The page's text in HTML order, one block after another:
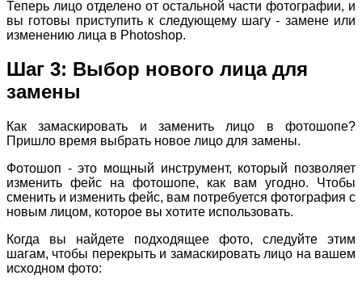
Теперь лицо отделено от остальной части фотографии, и
вы готовы приступить к следующему шагу - замене или
изменению лица в Photoshop.
Шаг 3: Выбор нового лица для
замены
Как замаскировать и заменить лицо в фотошопе?
Пришло время выбрать новое лицо для замены.
Фотошоп - это мощный инструмент, который позволяет
изменить фейс на фотошопе, как вам угодно. Чтобы
сменить и изменить фейс, вам потребуется фотография с
новым лицом, которое вы хотите использовать.
Когда вы найдете подходящее фото, следуйте этим
шагам, чтобы перекрыть и замаскировать лицо на вашем
исходном фото: